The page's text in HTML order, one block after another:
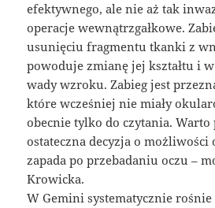
efektywnego, ale nie aż tak
operacje wewnątrzgałkowe.
usunięciu fragmentu tkanki z
powoduje zmianę jej kształtu i
wady wzroku. Zabieg jest
które wcześniej nie miały
obecnie tylko do czytania. Warto
ostateczna decyzja o możliwości
zapada po przebadaniu oczu –
Krowicka.
W Gemini systematycznie